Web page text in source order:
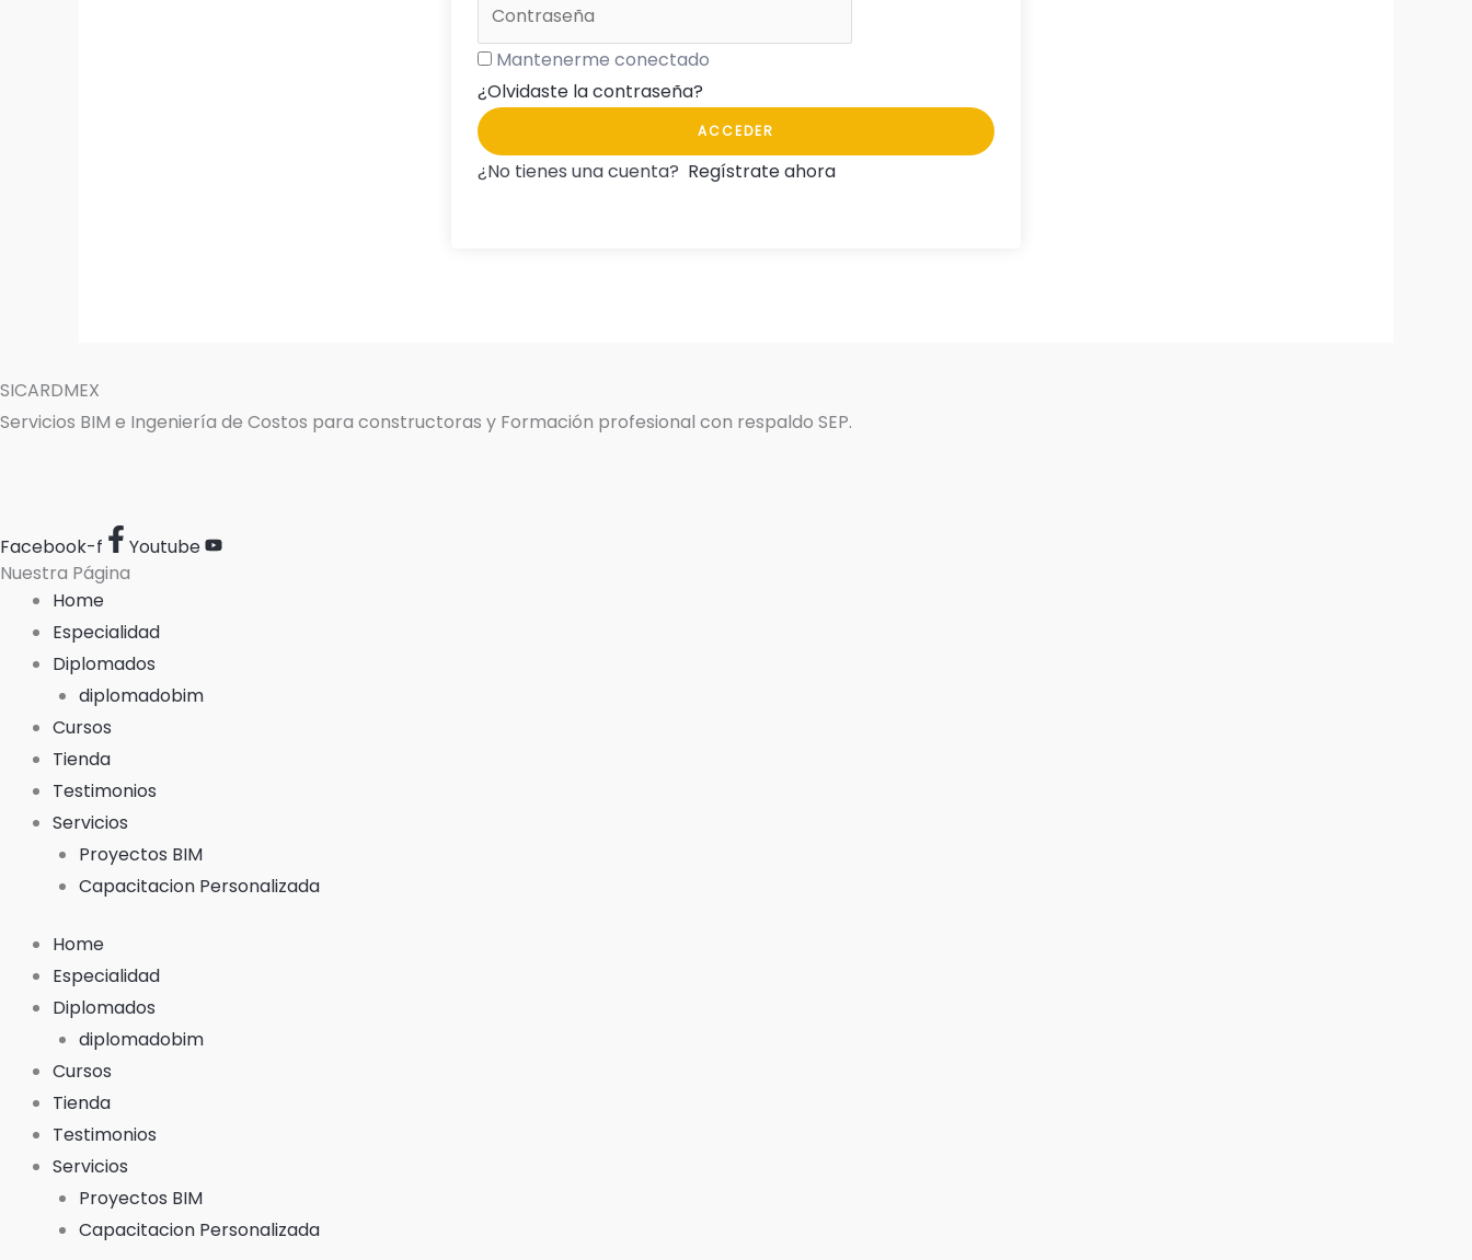
Mantenerme conectado
¿Olvidaste la contraseña?
ACCEDER
¿No tienes una cuenta? Regístrate ahora
SICARDMEX
Servicios BIM e Ingeniería de Costos para constructoras y Formación profesional con respaldo SEP.
Facebook-f
Youtube
Nuestra Página
Home
Especialidad
Diplomados
diplomadobim
Cursos
Tienda
Testimonios
Servicios
Proyectos BIM
Capacitacion Personalizada
Home
Especialidad
Diplomados
diplomadobim
Cursos
Tienda
Testimonios
Servicios
Proyectos BIM
Capacitacion Personalizada